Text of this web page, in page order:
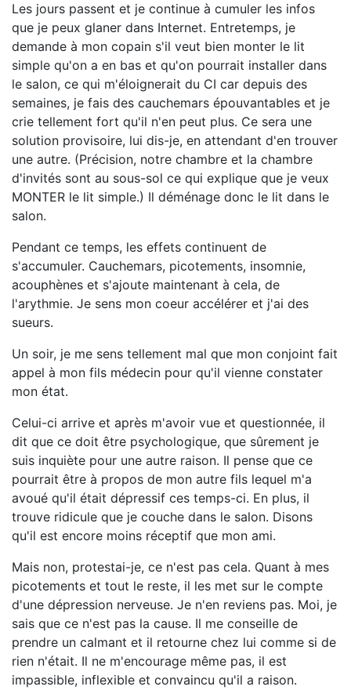
Les jours passent et je continue à cumuler les infos
que je peux glaner dans Internet. Entretemps, je
demande à mon copain s'il veut bien monter le lit
simple qu'on a en bas et qu'on pourrait installer dans
le salon, ce qui m'éloignerait du CI car depuis des
semaines, je fais des cauchemars épouvantables et je
crie tellement fort qu'il n'en peut plus. Ce sera une
solution provisoire, lui dis-je, en attendant d'en trouver
une autre. (Précision, notre chambre et la chambre
d'invités sont au sous-sol ce qui explique que je veux
MONTER le lit simple.) Il déménage donc le lit dans le
salon.
Pendant ce temps, les effets continuent de
s'accumuler. Cauchemars, picotements, insomnie,
acouphènes et s'ajoute maintenant à cela, de
l'arythmie. Je sens mon coeur accélérer et j'ai des
sueurs.
Un soir, je me sens tellement mal que mon conjoint fait
appel à mon fils médecin pour qu'il vienne constater
mon état.
Celui-ci arrive et après m'avoir vue et questionnée, il
dit que ce doit être psychologique, que sûrement je
suis inquiète pour une autre raison. Il pense que ce
pourrait être à propos de mon autre fils lequel m'a
avoué qu'il était dépressif ces temps-ci. En plus, il
trouve ridicule que je couche dans le salon. Disons
qu'il est encore moins réceptif que mon ami.
Mais non, protestai-je, ce n'est pas cela. Quant à mes
picotements et tout le reste, il les met sur le compte
d'une dépression nerveuse. Je n'en reviens pas. Moi, je
sais que ce n'est pas la cause. Il me conseille de
prendre un calmant et il retourne chez lui comme si de
rien n'était. Il ne m'encourage même pas, il est
impassible, inflexible et convaincu qu'il a raison.